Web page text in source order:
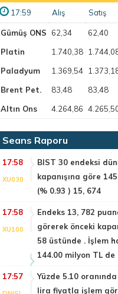
17:59 Alış Satış
Gümüş ONS 62,34 62,40
Platin
1.740,38
Paladyum
1.369,54
Brent Pet.
83,48 83,48
Altın Ons
4.264,86
Seans Raporu
17:58
XU030
BIST 30 endeksi
kapanışına göre
(% 0.93 ) 15, 674
17:58
XU100
Endeks 13, 782
görerek önceki
58 üstünde . İşlem
144.00 milyon TL de
17:57
Yüzde 5.10
lira fiyatla işlem